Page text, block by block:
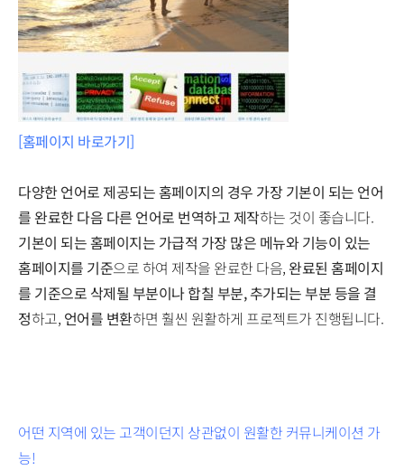
[홈페이지 바로가기]
다양한 언어로 제공되는 홈페이지의 경우 가장 기본이 되는 언어
를 완료한 다음 다른 언어로 번역하고 제작하는 것이 좋습니다.
기본이 되는 홈페이지는 가급적 가장 많은 메뉴와 기능이 있는
홈페이지를 기준으로 하여 제작을 완료한 다음, 완료된 홈페이지
를 기준으로 삭제될 부분이나 합칠 부분, 추가되는 부분 등을 결
정하고, 언어를 변환하면 훨씬 원활하게 프로젝트가 진행됩니다.
어떤 지역에 있는 고객이던지 상관없이 원활한 커뮤니케이션 가
능!